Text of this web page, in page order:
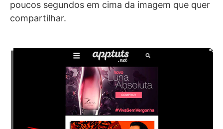
poucos segundos em cima da imagem que quer
compartilhar.